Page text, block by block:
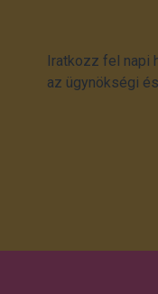
Iratkozz fel napi
az ügynökségi